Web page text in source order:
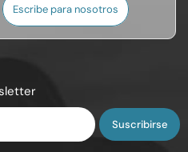
Escribe para nosotros